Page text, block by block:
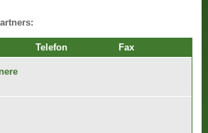
Telefon Fax